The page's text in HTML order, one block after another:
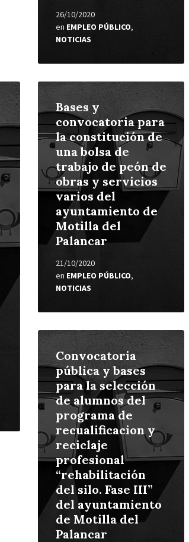
26/10/2020
en EMPLEO PÚBLICO,
NOTICIAS
Bases y
convocatoria para
la constitución de
una bolsa de
trabajo de peón de
obras y servicios
varios del
ayuntamiento de
Motilla del
Palancar
21/10/2020
en EMPLEO PÚBLICO,
NOTICIAS
Leer
Convocatoria
pública y bases
para la selección
de alumnos del
programa de
recualificacion y
reciclaje
profesional
“rehabilitación
del silo. Fase III”
del ayuntamiento
de Motilla del
Palancar
Leer
más